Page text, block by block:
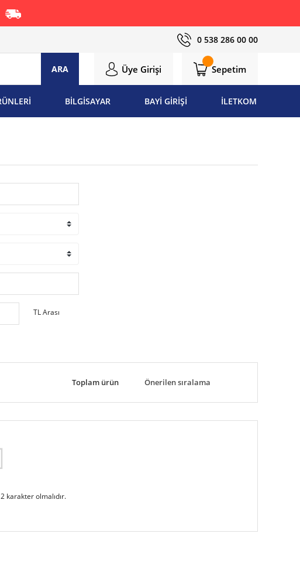
0 538 286 00 00
ARA Üye Girişi Sepetim
BİLGİSAYAR BAYİ GİRİŞİ İLETKOM
TL Arası
Toplam ürün
karakter olmalıdır.